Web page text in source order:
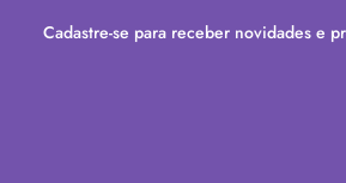
Cadastre-se para receber novidades e